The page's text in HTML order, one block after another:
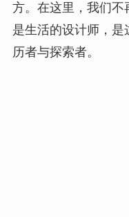
方。在这里，我们不
是生活的设计师，
历者与探索者。